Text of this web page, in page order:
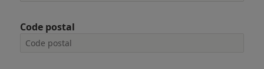
Code postal